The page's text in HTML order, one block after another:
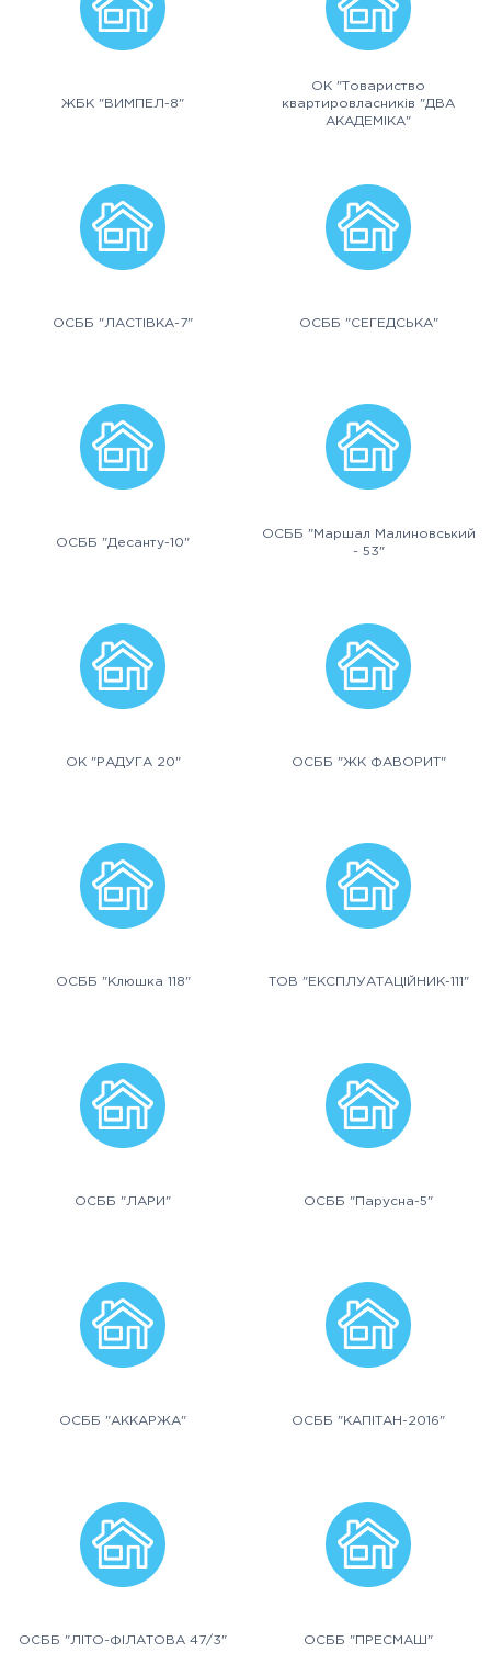
ЖБК "ВИМПЕЛ-8"
ОК "Товариство
квартировласників "ДВА
АКАДЕМІКА"
ОСББ "ЛАСТІВКА-7" ОСББ "СЕГЕДСЬКА"
ОСББ "Десанту-10"
ОСББ "Маршал Малиновський
- 53"
ОК "РАДУГА 20" ОСББ "ЖК ФАВОРИТ"
ОСББ "Клюшка 118" ТОВ "ЕКСПЛУАТАЦІЙНИК-111"
ОСББ "ЛАРИ" ОСББ "Парусна-5"
ОСББ "АККАРЖА" ОСББ "КАПІТАН-2016"
ОСББ "ЛІТО-ФІЛАТОВА 47/3" ОСББ "ПРЕСМАШ"